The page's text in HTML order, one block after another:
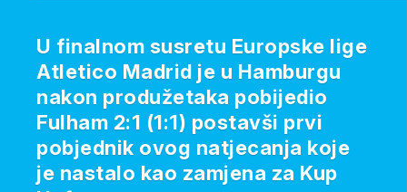
U finalnom susretu Europske lige
Atletico Madrid je u Hamburgu
nakon produžetaka pobijedio
Fulham 2:1 (1:1) postavši prvi
pobjednik ovog natjecanja koje
je nastalo kao zamjena za Kup